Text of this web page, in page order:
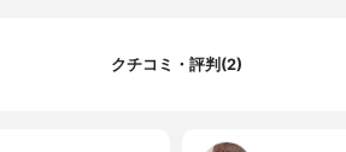
クチコミ・評判(2)